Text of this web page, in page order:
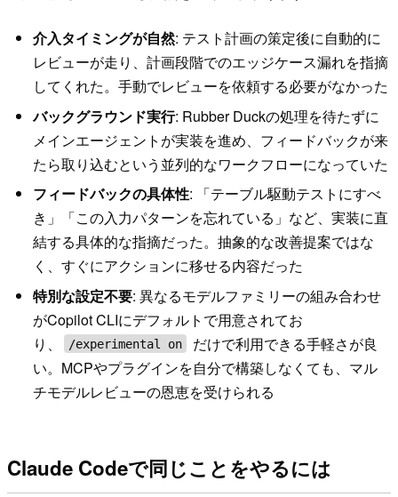
介入タイミングが自然: テスト計画の策定後に自動的に
レビューが走り、計画段階でのエッジケース漏れを指摘
してくれた。手動でレビューを依頼する必要がなかった
バックグラウンド実行: Rubber Duckの処理を待たずに
メインエージェントが実装を進め、フィードバックが来
たら取り込むという並列的なワークフローになっていた
フィードバックの具体性: 「テーブル駆動テストにすべ
き」「この入力パターンを忘れている」など、実装に直
結する具体的な指摘だった。抽象的な改善提案ではな
く、すぐにアクションに移せる内容だった
特別な設定不要: 異なるモデルファミリーの組み合わせ
がCopilot CLIにデフォルトで用意されてお
り、
/experimental on
だけで利用できる手軽さが良
い。MCPやプラグインを自分で構築しなくても、マル
チモデルレビューの恩恵を受けられる
Claude Codeで同じことをやるには